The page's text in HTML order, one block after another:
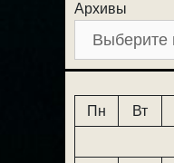
Архивы
Пн
Вт